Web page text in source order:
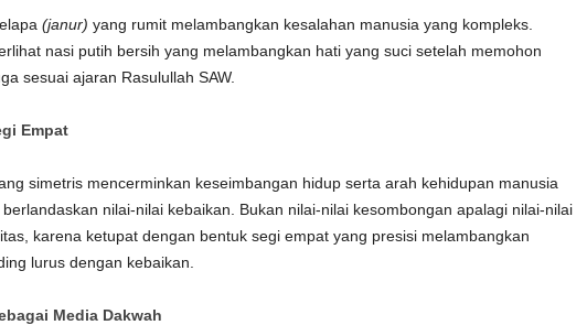
(janur) yang rumit melambangkan kesalahan manusia yang kompleks.
nasi putih bersih yang melambangkan hati yang suci setelah memohon
sesuai ajaran Rasulullah SAW.
Empat
simetris mencerminkan keseimbangan hidup serta arah kehidupan manusia
nilai-nilai kebaikan. Bukan nilai-nilai kesombongan apalagi nilai-nilai
karena ketupat dengan bentuk segi empat yang presisi melambangkan
lurus dengan kebaikan.
Media Dakwah